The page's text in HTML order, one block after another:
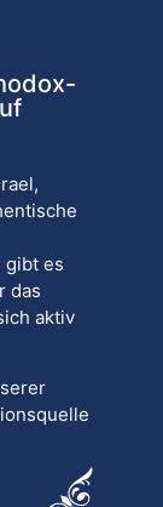
gibt es
das
aktiv